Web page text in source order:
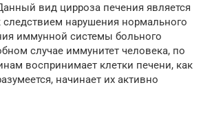
вид цирроза печения является
нарушения нормального
иммунной системы больного
случае иммунитет человека, по
воспринимает клетки печени, как
начинает их активно